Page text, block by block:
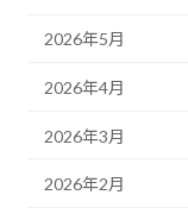
2026年5月
2026年4月
2026年3月
2026年2月